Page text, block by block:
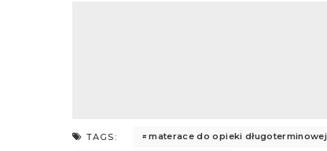
TAGS: materace do opieki długoterminowej